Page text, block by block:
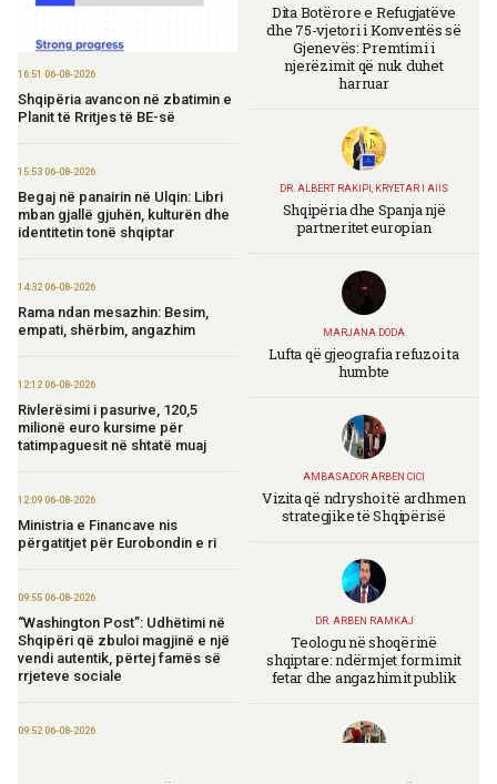
16:51 06-08-2026
Shqipëria avancon në zbatimin e
Planit të Rritjes të BE-së
15:53 06-08-2026
Begaj në panairin në Ulqin: Libri
mban gjallë gjuhën, kulturën dhe
identitetin tonë shqiptar
14:32 06-08-2026
Rama ndan mesazhin: Besim,
empati, shërbim, angazhim
12:12 06-08-2026
Rivlerësimi i pasurive, 120,5
milionë euro kursime për
tatimpaguesit në shtatë muaj
12:09 06-08-2026
Ministria e Financave nis
përgatitjet për Eurobondin e ri
09:55 06-08-2026
“Washington Post”: Udhëtimi në
Shqipëri që zbuloi magjinë e një
vendi autentik, përtej famës së
rrjeteve sociale
09:52 06-08-2026
Dita Botërore e Refugjatëve
dhe 75-vjetori i Konventës së
Gjenevës: Premtimi i
njerëzimit që nuk duhet
harruar
DR. ALBERT RAKIPI, KRYETAR I AIIS
Shqipëria dhe Spanja një
partneritet europian
MARJANA DODA
Lufta që gjeografia refuzoi ta
humbte
AMBASADOR ARBEN CICI
Vizita që ndryshoi të ardhmen
strategjike të Shqipërisë
DR. ARBEN RAMKAJ
Teologu në shoqërinë
shqiptare: ndërmjet formimit
fetar dhe angazhimit publik